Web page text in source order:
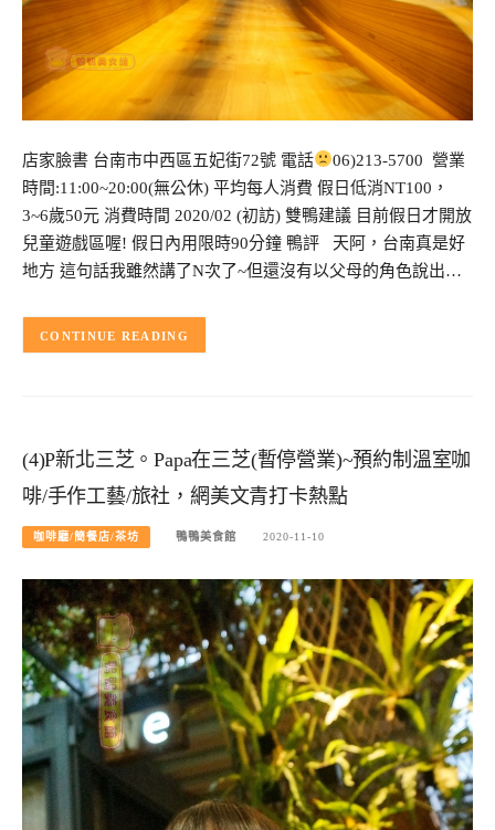
店家臉書 台南市中西區五妃街72號 電話
06)213-5700 營業
時間:11:00~20:00(無公休) 平均每人消費 假日低消NT100，
3~6歲50元 消費時間 2020/02 (初訪) 雙鴨建議 目前假日才開放
兒童遊戲區喔! 假日內用限時90分鐘 鴨評 天阿，台南真是好
地方 這句話我雖然講了N次了~但還沒有以父母的角色說出…
CONTINUE READING
(4)P新北三芝。Papa在三芝(暫停營業)~預約制溫室咖
啡/手作工藝/旅社，網美文青打卡熱點
咖啡廳/簡餐店/茶坊 鴨鴨美食館 2020-11-10